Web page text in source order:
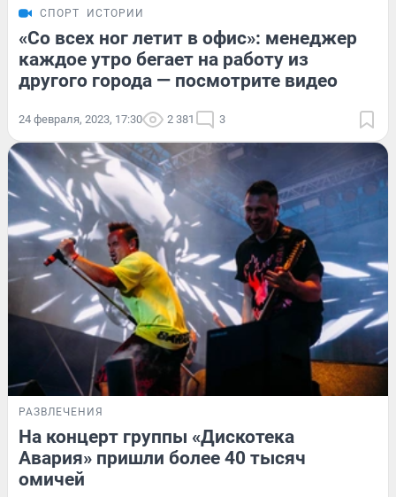
СПОРТ ИСТОРИИ
«Со всех ног летит в офис»: менеджер
каждое утро бегает на работу из
другого города — посмотрите видео
24 февраля, 2023, 17:30 2 381 3
РАЗВЛЕЧЕНИЯ
На концерт группы «Дискотека
Авария» пришли более 40 тысяч
омичей